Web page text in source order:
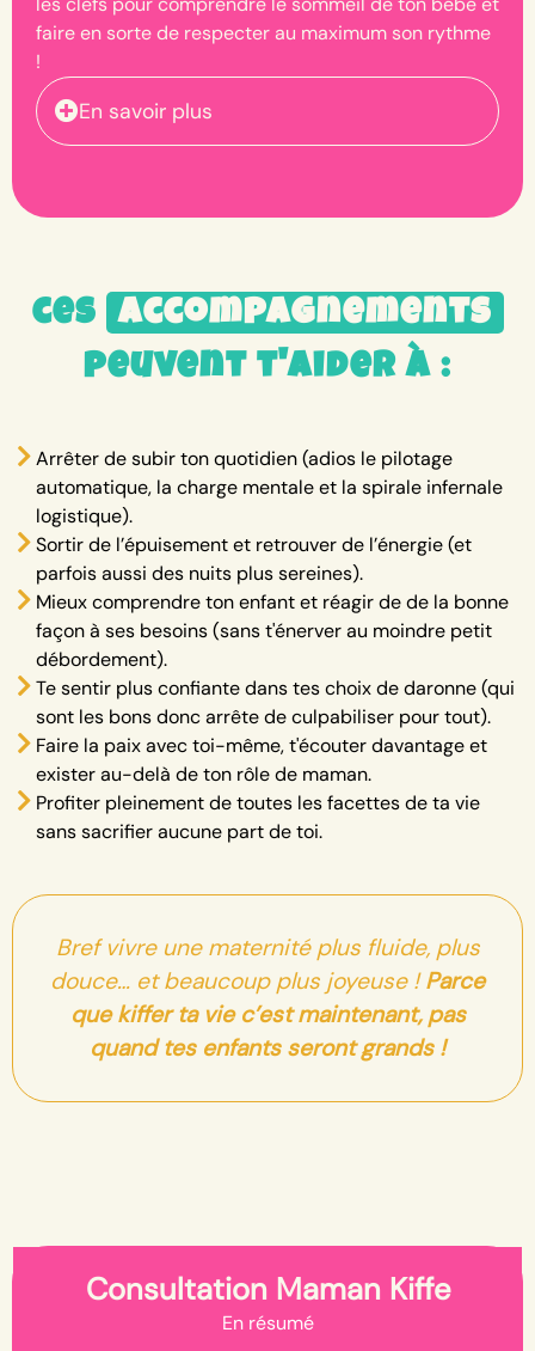
faire en sorte de respecter au maximum son rythme
!
En savoir plus
ces
accompagnements
peuvent t'aider à :
Arrêter de subir ton quotidien (adios le pilotage
automatique, la charge mentale et la spirale infernale
logistique).
Sortir de l’épuisement et retrouver de l’énergie (et
parfois aussi des nuits plus sereines).
Mieux comprendre ton enfant et réagir de de la bonne
façon à ses besoins (sans t'énerver au moindre petit
débordement).
Te sentir plus confiante dans tes choix de daronne (qui
sont les bons donc arrête de culpabiliser pour tout).
Faire la paix avec toi-même, t'écouter davantage et
exister au-delà de ton rôle de maman.
Profiter pleinement de toutes les facettes de ta vie
sans sacrifier aucune part de toi.
Bref vivre une maternité plus fluide, plus
douce… et beaucoup plus joyeuse !Parce
que kiffer ta vie c’est maintenant, pas
quand tes enfants seront grands !
Consultation Maman Kiffe
En résumé